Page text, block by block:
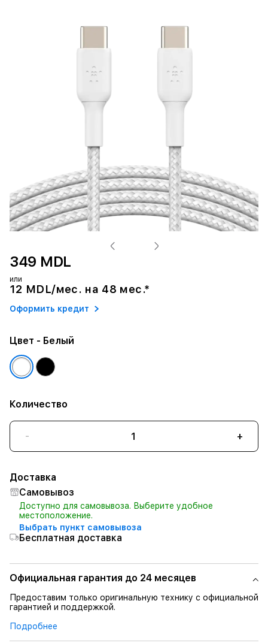
349 MDL
или
12 MDL/мес. на 48 мес.*
Оформить кредит
Цвет - Белый
Количество
- +
Доставка
Самовывоз
Доступно для самовывоза. Выберите удобное
местоположение.
Выбрать пункт самовывоза
Бесплатная доставка
Официальная гарантия до 24 месяцев
Предоставим только оригинальную технику с официальной
гарантией и поддержкой.
Подробнее